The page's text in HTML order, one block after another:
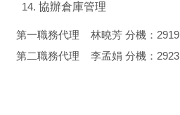
協辦倉庫管理
第一職務代理 林曉芳 分機：2919
第二職務代理 李孟娟 分機：2923